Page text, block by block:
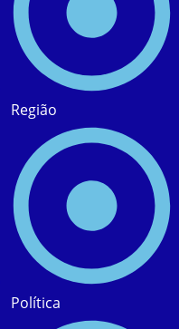
Região
Política